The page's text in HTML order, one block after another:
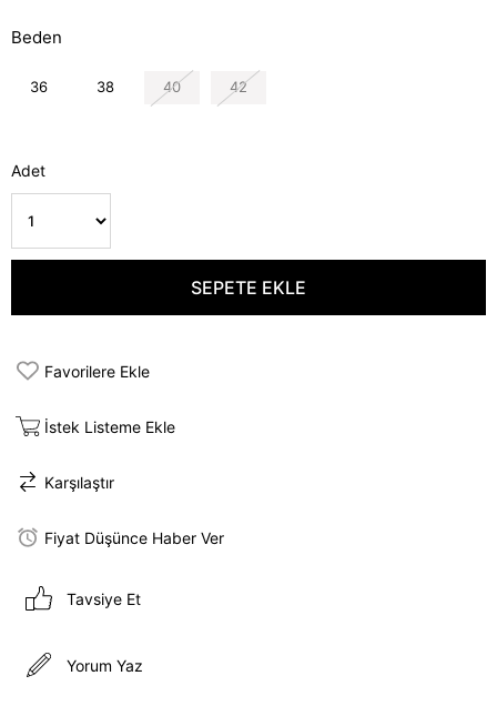
Beden
36 38 40 42
Adet
Favorilere Ekle
İstek Listeme Ekle
Karşılaştır
Fiyat Düşünce Haber Ver
Tavsiye Et
Yorum Yaz